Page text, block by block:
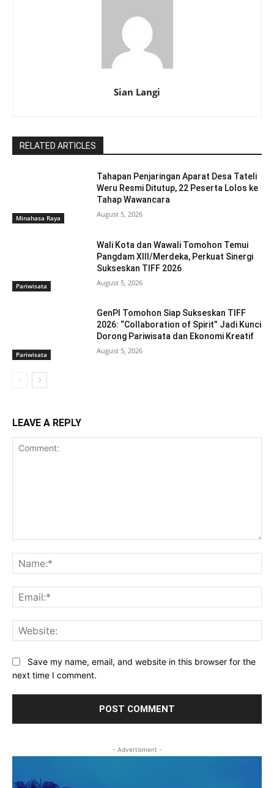
Sian Langi
RELATED ARTICLES
Minahasa Raya
Tahapan Penjaringan Aparat Desa Tateli
Weru Resmi Ditutup, 22 Peserta Lolos ke
Tahap Wawancara
August 5, 2026
Pariwisata
Wali Kota dan Wawali Tomohon Temui
Pangdam XIII/Merdeka, Perkuat Sinergi
Sukseskan TIFF 2026
August 5, 2026
Pariwisata
GenPI Tomohon Siap Sukseskan TIFF
2026: “Collaboration of Spirit” Jadi Kunci
Dorong Pariwisata dan Ekonomi Kreatif
August 5, 2026
LEAVE A REPLY
Save my name, email, and website in this browser for the
next time I comment.
- Advertisment -